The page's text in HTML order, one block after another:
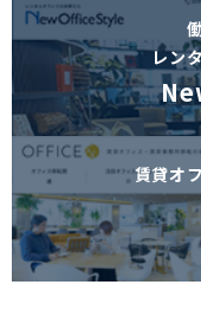
レン
賃貸オ